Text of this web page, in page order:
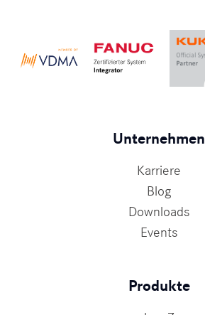
Unternehmen
Karriere
Blog
Downloads
Events
Produkte